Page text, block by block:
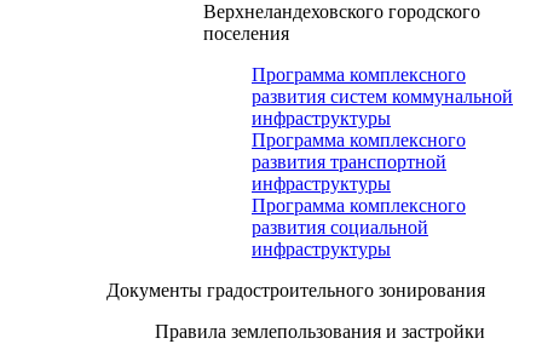
Верхнеландеховского городского
поселения
Программа комплексного
развития систем коммунальной
инфраструктуры
Программа комплексного
развития транспортной
инфраструктуры
Программа комплексного
развития социальной
инфраструктуры
Документы градостроительного зонирования
Правила землепользования и застройки